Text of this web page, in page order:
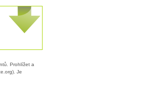
Prohlížet a
Je